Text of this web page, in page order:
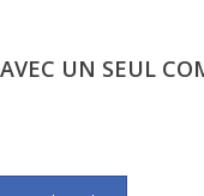
UN SEUL